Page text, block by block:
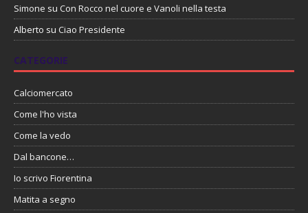
Simone su Con Rocco nel cuore e Vanoli nella testa
Alberto su Ciao Presidente
CATEGORIE
Calciomercato
Come l'ho vista
Come la vedo
Dal bancone…
Io scrivo Fiorentina
Matita a segno